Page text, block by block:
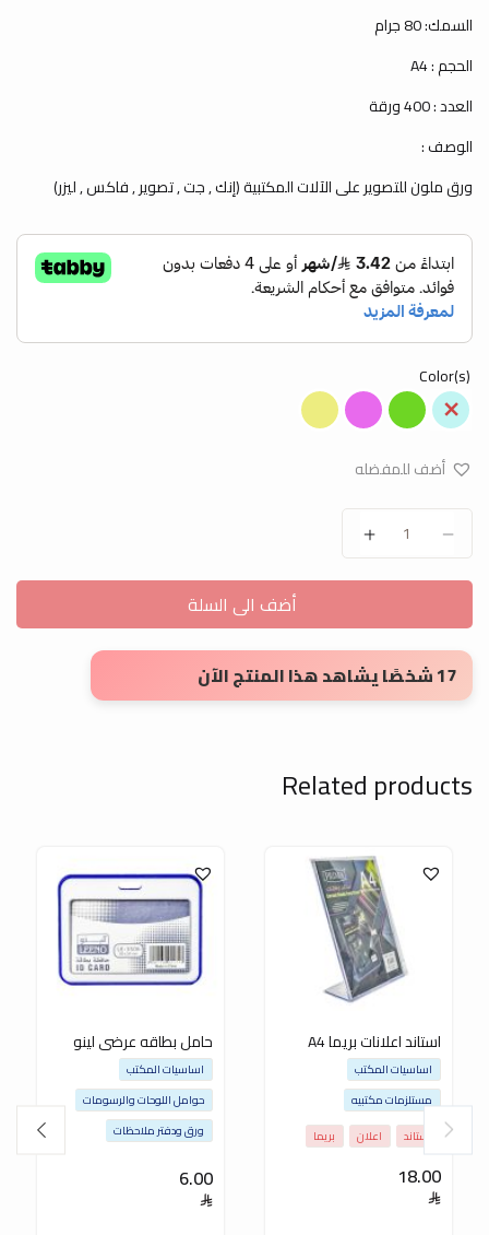
السمك: 80 جرام
الحجم : A4
العدد : 400 ورقة
الوصف :
ورق ملون للتصوير على الآلات المكتبية (إنك , جت , تصوير , فاكس , ليزر)
Color(s)
أضف للمفضله
ورق ملون روكو A4 quantity
أضف الى السلة
17 شخصًا يشاهد هذا المنتج الآن
Related products
استاند اعلانات بريما A4
18.00
اساسيات المكتب
مستلزمات مكتبيه
استاند
اعلان بريما
حامل بطاقه عرضى لينو
6.00
اساسيات المكتب
حوامل اللوحات والرسومات
ورق ودفتر ملاحظات